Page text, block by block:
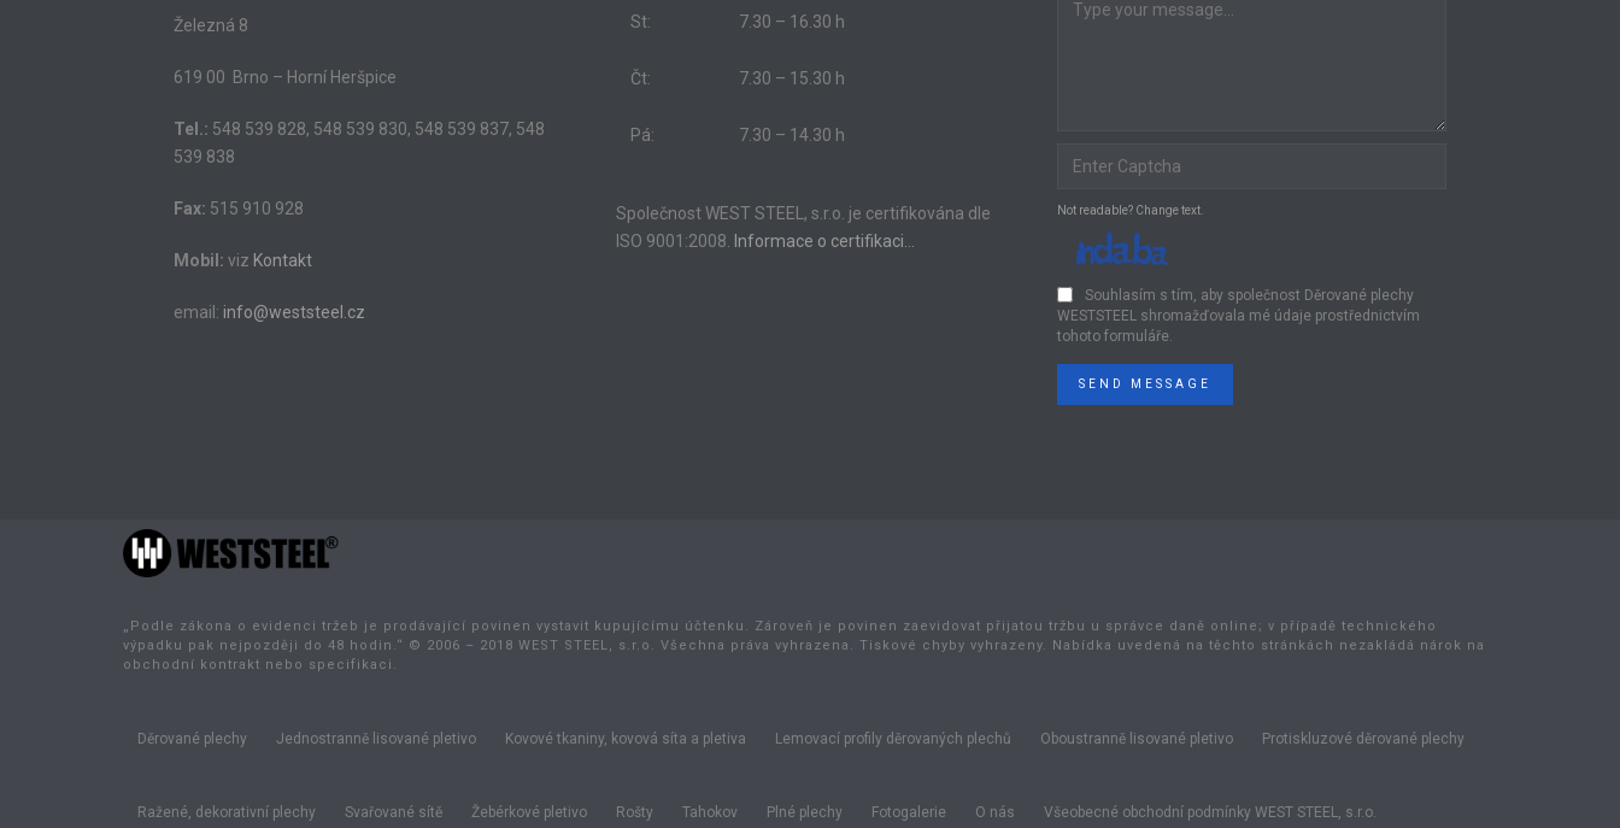
Železná 8
619 00 Brno – Horní Heršpice
Tel.: 548 539 828, 548 539 830, 548 539 837, 548
539 838
Fax: 515 910 928
Mobil: viz Kontakt
email: info@weststeel.cz
St: 7.30 – 16.30 h
Čt: 7.30 – 15.30 h
Pá: 7.30 – 14.30 h
Společnost WEST STEEL, s.r.o. je certifikována dle
ISO 9001:2008. Informace o certifikaci…
Not readable? Change text.
Souhlasím s tím, aby společnost Děrované plechy
WESTSTEEL shromažďovala mé údaje prostřednictvím
tohoto formuláře.
SEND MESSAGE
„Podle zákona o evidenci tržeb je prodávající povinen vystavit kupujícímu účtenku. Zároveň je povinen zaevidovat přijatou tržbu u správce daně online; v případě technického
výpadku pak nejpozději do 48 hodin.“ © 2006 – 2018 WEST STEEL, s.r.o. Všechna práva vyhrazena. Tiskové chyby vyhrazeny. Nabídka uvedená na těchto stránkách nezakládá nárok na
obchodní kontrakt nebo specifikaci.
Děrované plechy Jednostranně lisované pletivo Kovové tkaniny, kovová síta a pletiva Lemovací profily děrovaných plechů Oboustranně lisované pletivo Protiskluzové děrované plechy
Ražené, dekorativní plechy Svařované sítě Žebérkové pletivo Rošty Tahokov Plné plechy Fotogalerie O nás Všeobecné obchodní podmínky WEST STEEL, s.r.o.